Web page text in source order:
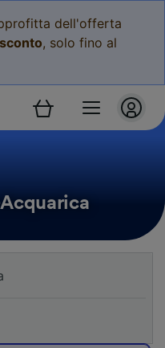
dell'offerta
, solo fino al